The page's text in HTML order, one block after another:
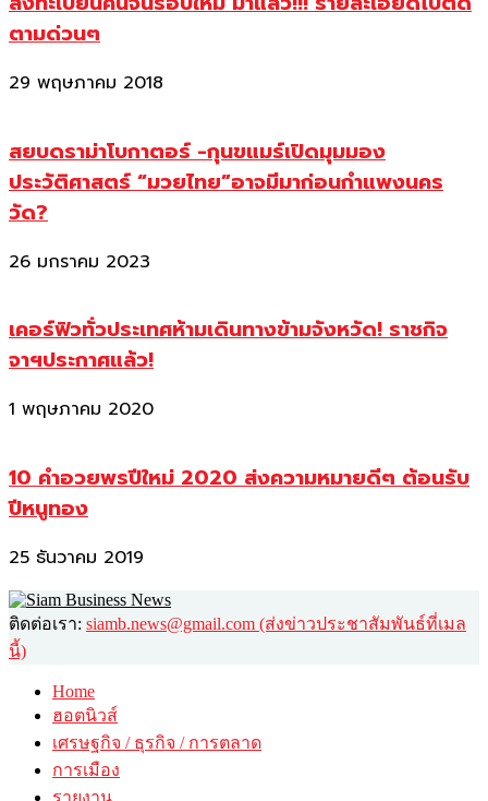
ตามด่วนๆ
29 พฤษภาคม 2018
สยบดราม่าโบกาตอร์ -กุนขแมร์เปิดมุมมอง
ประวัติศาสตร์ “มวยไทย”อาจมีมาก่อนกำแพงนคร
วัด?
26 มกราคม 2023
เคอร์ฟิวทั่วประเทศห้ามเดินทางข้ามจังหวัด! ราชกิจ
จาฯประกาศแล้ว!
1 พฤษภาคม 2020
10 คำอวยพรปีใหม่ 2020 ส่งความหมายดีๆ ต้อนรับ
ปีหนูทอง
25 ธันวาคม 2019
ติดต่อเรา: siamb.news@gmail.com (ส่งข่าวประชาสัมพันธ์ที่เมล
นี้)
Home
ฮอตนิวส์
เศรษฐกิจ / ธุรกิจ / การตลาด
การเมือง
รายงาน